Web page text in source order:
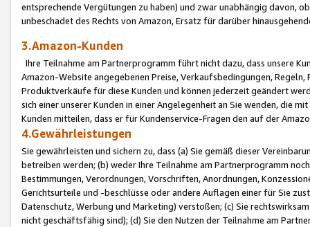
entsprechende Vergütungen zu haben) und zwar unabhängig davon,
unbeschadet des Rechts von Amazon, Ersatz für darüber
3.Amazon-Kunden
Ihre Teilnahme am Partnerprogramm führt nicht dazu, dass unsere
Amazon-Website angegebenen Preise, Verkaufsbedingungen,
Produktverkäufe für diese Kunden und können jederzeit geändert
sich einer unserer Kunden in einer Angelegenheit an Sie wenden, die
Kunden mitteilen, dass er für Kundenservice-Fragen den auf der
4.Gewährleistungen
Sie gewährleisten und sichern zu, dass (a) Sie gemäß dieser
betreiben werden; (b) weder Ihre Teilnahme am Partnerprogramm
Bestimmungen, Verordnungen, Vorschriften, Anordnungen,
Gerichtsurteile und -beschlüsse oder andere Auflagen einer für Sie
Datenschutz, Werbung und Marketing) verstoßen; (c) Sie
nicht geschäftsfähig sind); (d) Sie den Nutzen der Teilnahme am